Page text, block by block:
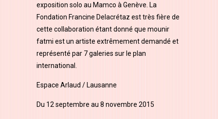
exposition solo au Mamco à Genève. La
Fondation Francine Delacrétaz est très fière de
cette collaboration étant donné que mounir
fatmi est un artiste extrêmement demandé et
représenté par 7 galeries sur le plan
international.
Espace Arlaud / Lausanne
Du 12 septembre au 8 novembre 2015